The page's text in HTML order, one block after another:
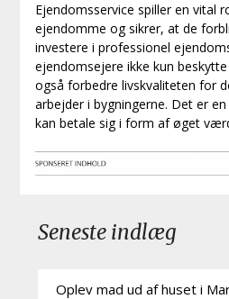
Ejendomsservice spiller en vital
ejendomme og sikrer, at de
investere i professionel
ejendomsejere ikke kun
også forbedre livskvaliteten for
arbejder i bygningerne. Det er
kan betale sig i form af øget
Seneste indlæg
Oplev mad ud af huset i